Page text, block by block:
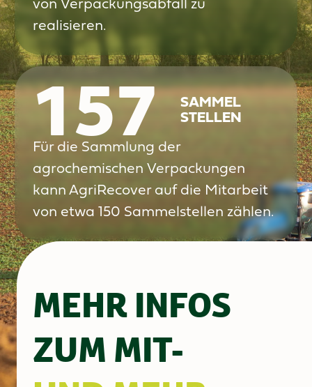
von Verpackungsabfall zu
realisieren.
157
SAMMEL
STELLEN
Für die Sammlung der
agrochemischen Verpackungen
kann AgriRecover auf die Mitarbeit
von etwa 150 Sammelstellen zählen.
MEHR INFOS
ZUM MIT-